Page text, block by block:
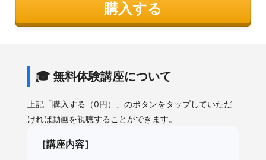
購入する
🎓 無料体験講座について
上記「購入する（0円）」のボタンをタップしていただ
ければ動画を視聴することができます。
［講座内容］